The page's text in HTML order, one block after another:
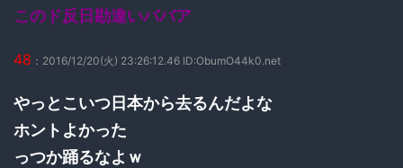
このド反日勘違いババア
48 ：2016/12/20(火) 23:26:12.46 ID:ObumO44k0.net
やっとこいつ日本から去るんだよな
ホントよかった
っつか踊るなよｗ